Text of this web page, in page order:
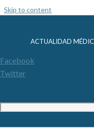
Skip to content
ACTUALIDAD
Facebook
Twitter